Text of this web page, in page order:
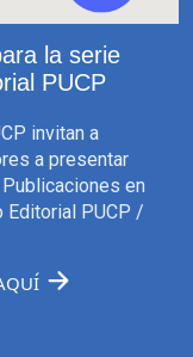
la serie
PUCP
invitan a
a presentar
en
Editorial PUCP /